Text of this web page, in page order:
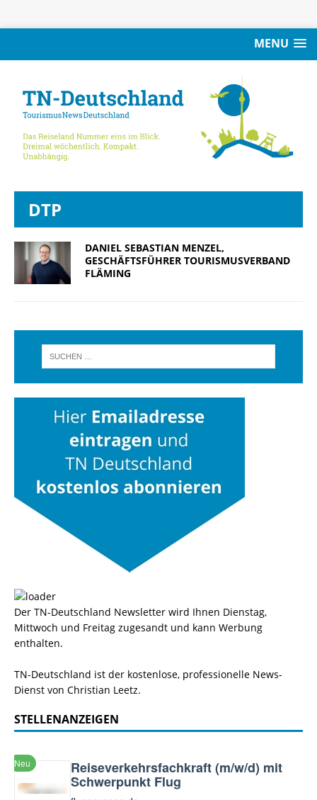
MENU
DTP
DANIEL SEBASTIAN MENZEL,
GESCHÄFTSFÜHRER TOURISMUSVERBAND
FLÄMING
Der TN-Deutschland Newsletter wird Ihnen Dienstag,
Mittwoch und Freitag zugesandt und kann Werbung
enthalten.
TN-Deutschland ist der kostenlose, professionelle News-
Dienst von Christian Leetz.
STELLENANZEIGEN